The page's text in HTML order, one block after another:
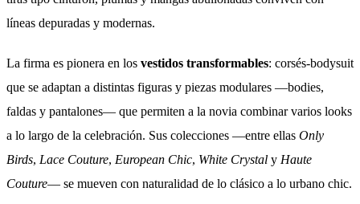
líneas depuradas y modernas.
La firma es pionera en los vestidos transformables: corsés-bodysuit
que se adaptan a distintas figuras y piezas modulares —bodies,
faldas y pantalones— que permiten a la novia combinar varios looks
a lo largo de la celebración. Sus colecciones —entre ellas Only
Birds, Lace Couture, European Chic, White Crystal y Haute
Couture— se mueven con naturalidad de lo clásico a lo urbano chic.